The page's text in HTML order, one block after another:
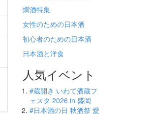
燗酒特集
女性のための日本酒
初心者のための日本酒
日本酒と洋食
人気イベント
#蔵開き いわて酒蔵フ
ェスタ 2026 in 盛岡
#日本酒の日 秋酒祭 愛